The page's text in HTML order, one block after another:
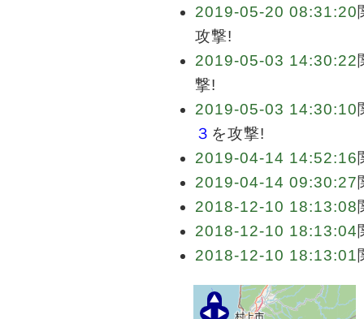
2019-05-20 08:31:20
攻撃!
2019-05-03 14:30:22
撃!
2019-05-03 14:30:10
３ を攻撃!
2019-04-14 14:52:16
2019-04-14 09:30:27
2018-12-10 18:13:08
2018-12-10 18:13:04
2018-12-10 18:13:01